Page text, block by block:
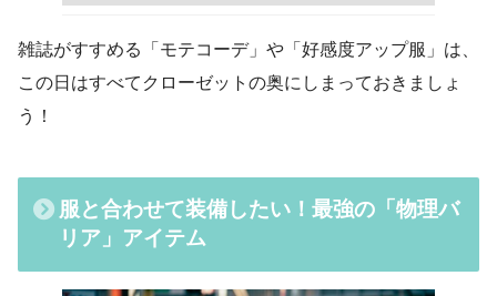
雑誌がすすめる「モテコーデ」や「好感度アップ服」は、
この日はすべてクローゼットの奥にしまっておきましょ
う！
服と合わせて装備したい！最強の「物理バ
リア」アイテム